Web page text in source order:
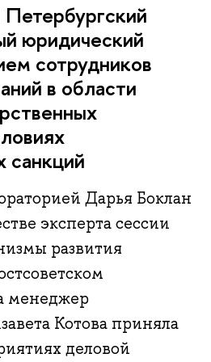
юридический
сотрудников
в области
санкций
Дарья Боклан
эксперта сессии
развития
менеджер
Котова приняла
деловой